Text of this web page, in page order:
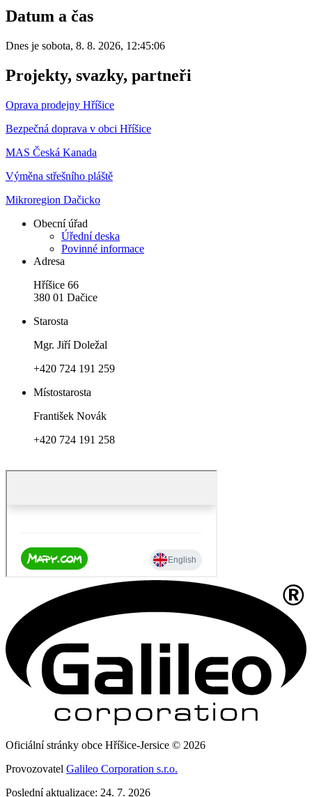
Datum a čas
Dnes je sobota, 8. 8. 2026, 12:45:06
Projekty, svazky, partneři
Oprava prodejny Hříšice
Bezpečná doprava v obci Hříšice
MAS Česká Kanada
Výměna střešního pláště
Mikroregion Dačicko
Obecní úřad
Úřední deska
Povinné informace
Adresa
Hříšice 66
380 01 Dačice
Starosta
Mgr. Jiří Doležal
+420 724 191 259
Místostarosta
František Novák
+420 724 191 258
Oficiální stránky obce Hříšice-Jersice © 2026
Provozovatel Galileo Corporation s.r.o.
Poslední aktualizace: 24. 7. 2026